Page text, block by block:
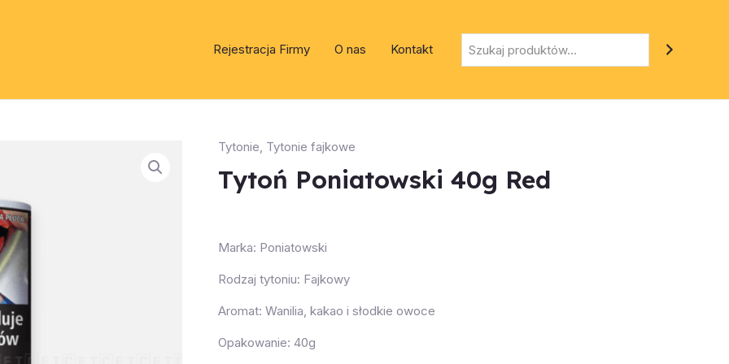
Rejestracja Firmy O nas Kontakt
Tytonie, Tytonie fajkowe
Tytoń Poniatowski 40g Red
Marka: Poniatowski
Rodzaj tytoniu: Fajkowy
Aromat: Wanilia, kakao i słodkie owoce
Opakowanie: 40g